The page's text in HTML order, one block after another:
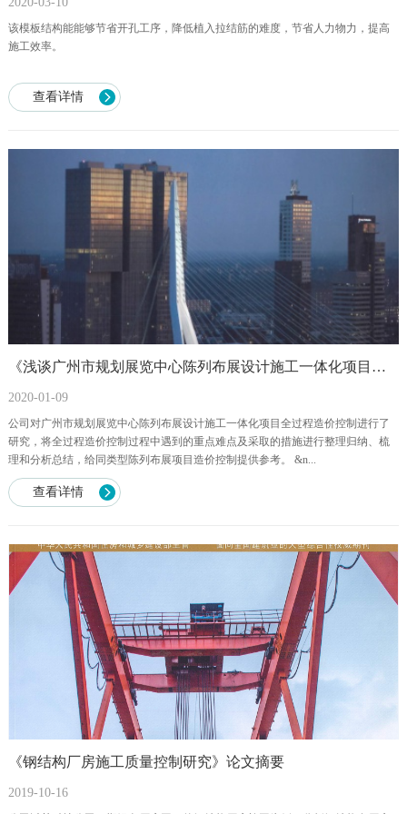
该模板结构能能够节省开孔工序，降低植入拉结筋的难度，节省人力物力，提高
施工效率。
查看详情
《浅谈广州市规划展览中心陈列布展设计施工一体化项目全过程造价控制难点及措施》论文摘要
2020-01-09
公司对广州市规划展览中心陈列布展设计施工一体化项目全过程造价控制进行了
研究，将全过程造价控制过程中遇到的重点难点及采取的措施进行整理归纳、梳
理和分析总结，给同类型陈列布展项目造价控制提供参考。 &n...
查看详情
《钢结构厂房施工质量控制研究》论文摘要
2019-10-16